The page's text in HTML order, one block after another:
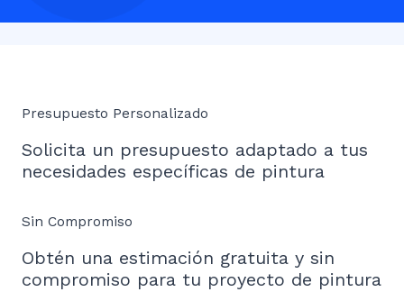
Presupuesto Personalizado
Solicita un presupuesto adaptado a tus
necesidades específicas de pintura
Sin Compromiso
Obtén una estimación gratuita y sin
compromiso para tu proyecto de pintura